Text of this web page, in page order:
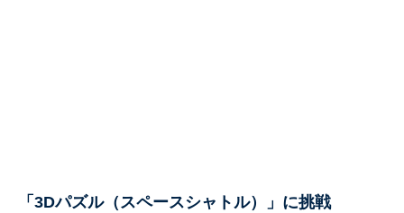
「3Dパズル（スペースシャトル）」に挑戦